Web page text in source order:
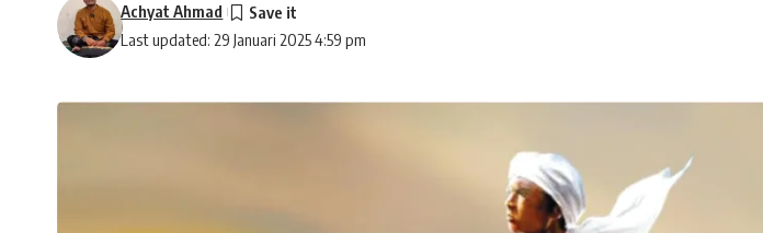
Last updated: 29 Januari 2025 4:59 pm
Achyat Ahmad